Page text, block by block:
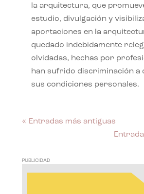
la arquitectura, que
estudio, divulgación y
aportaciones en la
quedado indebidamente
olvidadas, hechas por
han sufrido discriminación a
sus condiciones personales.
« Entradas más antiguas
PUBLICIDAD